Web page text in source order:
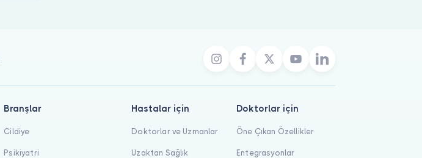
Branşlar
Cildiye
Psikiyatri
Hastalar için
Doktorlar ve Uzmanlar
Uzaktan Sağlık
Doktorlar için
Öne Çıkan Özellikler
Entegrasyonlar